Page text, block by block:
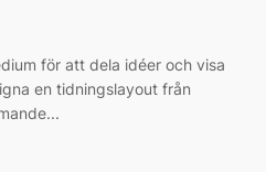
för att dela idéer och visa
en tidningslayout från